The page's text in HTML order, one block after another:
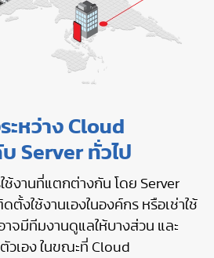
หว่าง Cloud
Server ทั่วไป
ช้งานที่แตกต่างกัน โดย Server
ตั้งใช้งานเองในองค์กร หรือเช่าใช้
จมีทีมงานดูแลให้บางส่วน และ
เอง ในขณะที่ Cloud